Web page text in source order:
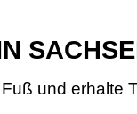
und erhalte